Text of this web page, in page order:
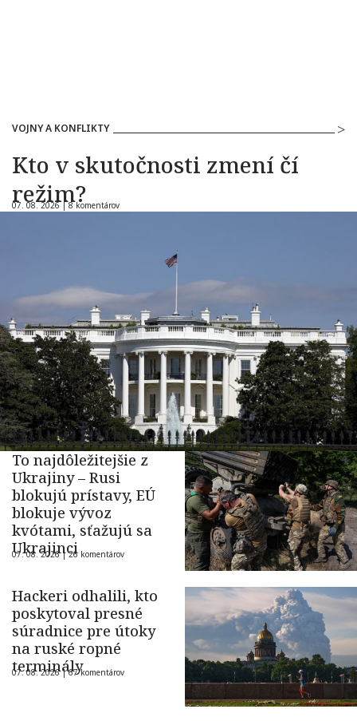
VOJNY A KONFLIKTY
Kto v skutočnosti zmení čí
režim?
07. 08. 2026 |8 komentárov
To najdôležitejšie z
Ukrajiny – Rusi
blokujú prístavy, EÚ
blokuje vývoz
kvótami, sťažujú sa
Ukrajinci
07. 08. 2026 |26 komentárov
Hackeri odhalili, kto
poskytoval presné
súradnice pre útoky
na ruské ropné
terminály
07. 08. 2026 |67 komentárov